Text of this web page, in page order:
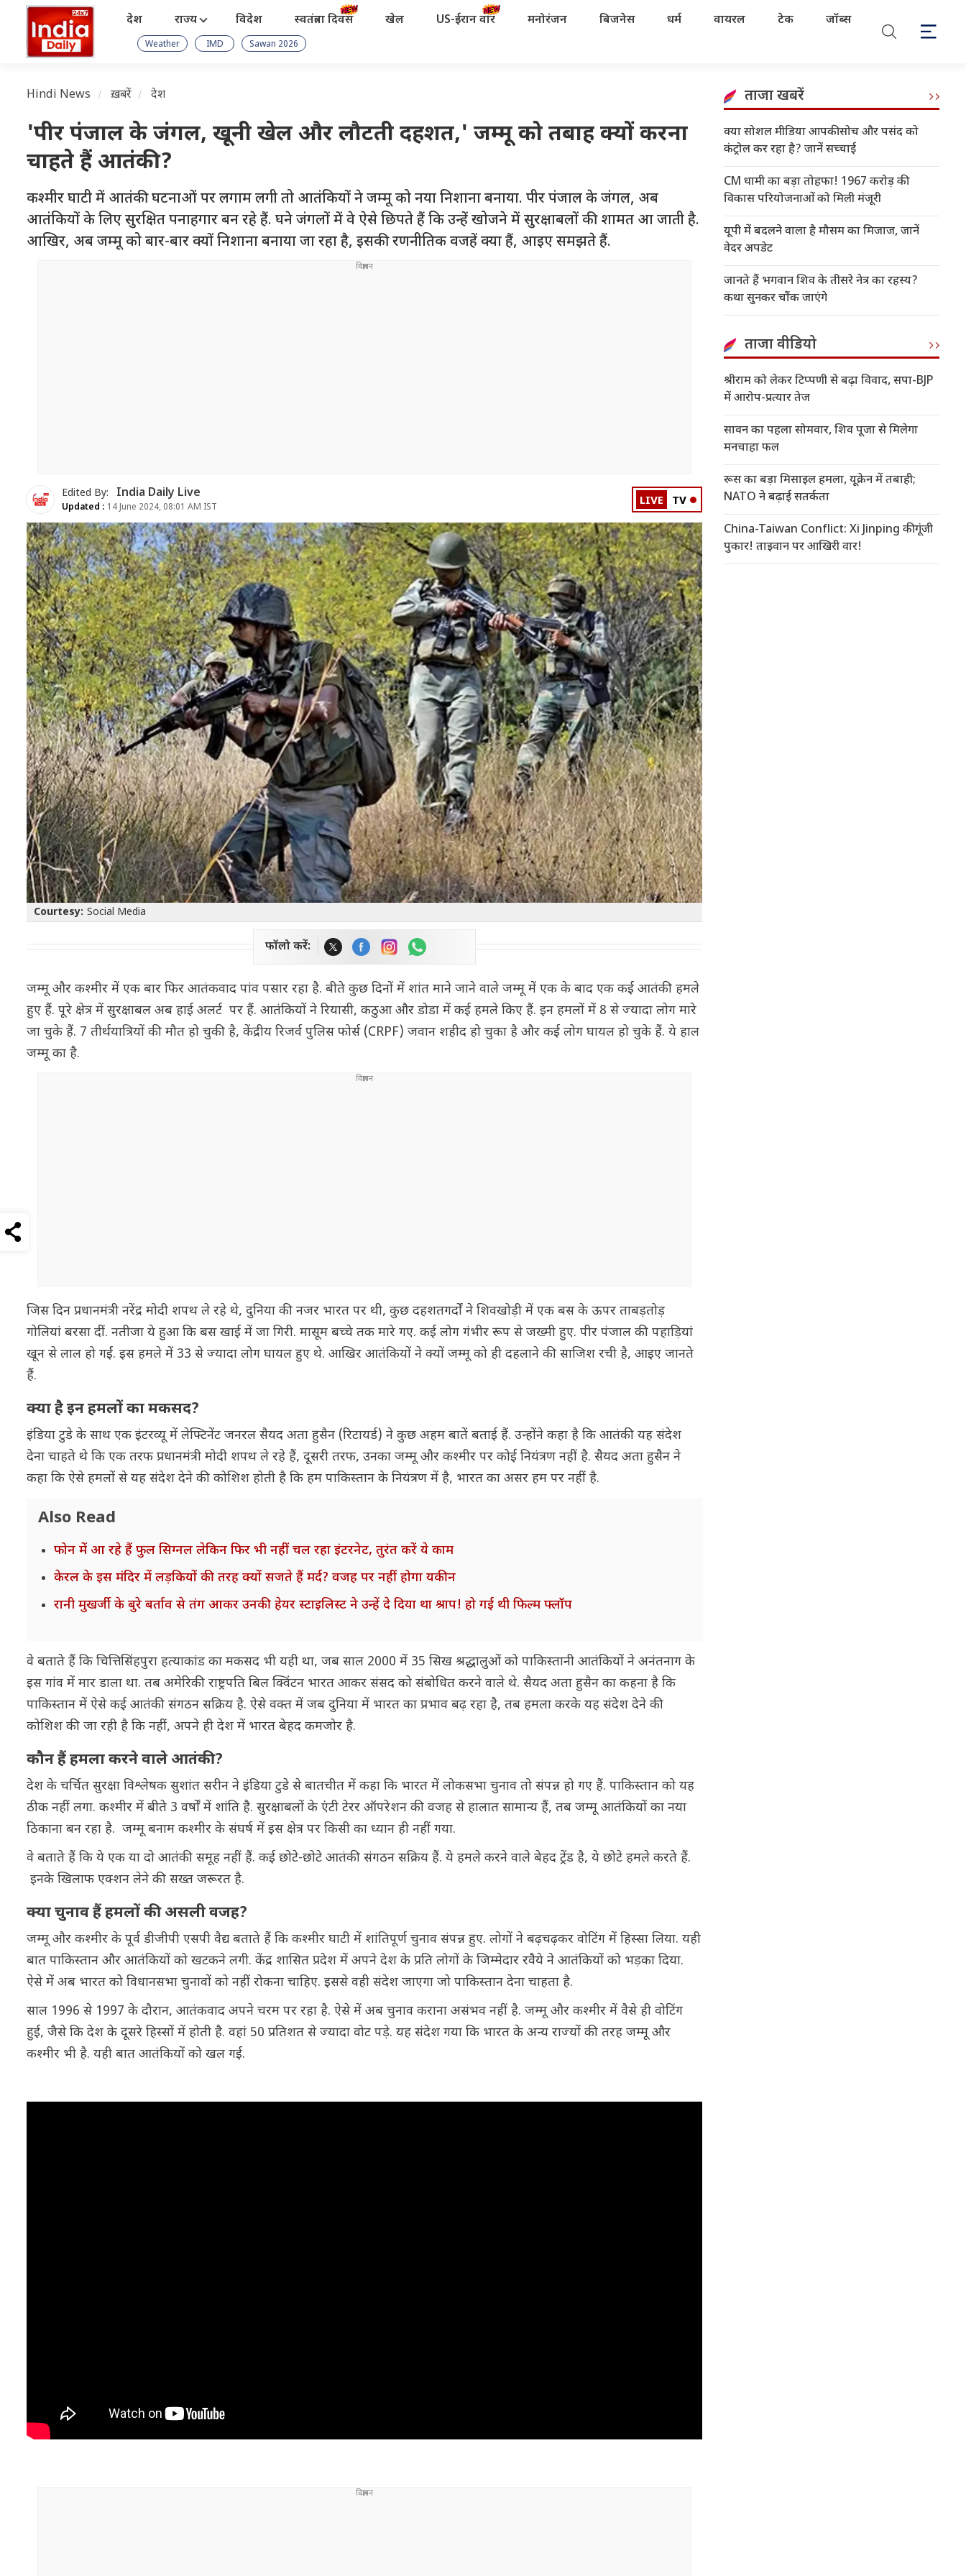
देश राज्य विदेश स्वतंत्रता दिवस खेल US-ईरान वॉर मनोरंजन बिजनेस धर्म वायरल टेक जॉब्स
Weather IMD Sawan 2026
Hindi News ख़बरें देश
'पीर पंजाल के जंगल, खूनी खेल और लौटती दहशत,' जम्मू को तबाह क्यों करना
चाहते हैं आतंकी?
कश्मीर घाटी में आतंकी घटनाओं पर लगाम लगी तो आतंकियों ने जम्मू को नया निशाना बनाया. पीर पंजाल के जंगल, अब
आतंकियों के लिए सुरक्षित पनाहगार बन रहे हैं. घने जंगलों में वे ऐसे छिपते हैं कि उन्हें खोजने में सुरक्षाबलों की शामत आ जाती है.
आखिर, अब जम्मू को बार-बार क्यों निशाना बनाया जा रहा है, इसकी रणनीतिक वजहें क्या हैं, आइए समझते हैं.
Edited By: India Daily Live
Updated : 14 June 2024, 08:01 AM IST LIVE TV
Courtesy: Social Media
फॉलो करें:
जम्मू और कश्मीर में एक बार फिर आतंकवाद पांव पसार रहा है. बीते कुछ दिनों में शांत माने जाने वाले जम्मू में एक के बाद एक कई आतंकी हमले
हुए हैं. पूरे क्षेत्र में सुरक्षाबल अब हाई अलर्ट पर हैं. आतंकियों ने रियासी, कठुआ और डोडा में कई हमले किए हैं. इन हमलों में 8 से ज्यादा लोग मारे
जा चुके हैं. 7 तीर्थयात्रियों की मौत हो चुकी है, केंद्रीय रिजर्व पुलिस फोर्स (CRPF) जवान शहीद हो चुका है और कई लोग घायल हो चुके हैं. ये हाल
जम्मू का है.
जिस दिन प्रधानमंत्री नरेंद्र मोदी शपथ ले रहे थे, दुनिया की नजर भारत पर थी, कुछ दहशतगर्दों ने शिवखोड़ी में एक बस के ऊपर ताबड़तोड़
गोलियां बरसा दीं. नतीजा ये हुआ कि बस खाई में जा गिरी. मासूम बच्चे तक मारे गए. कई लोग गंभीर रूप से जख्मी हुए. पीर पंजाल की पहाड़ियां
खून से लाल हो गईं. इस हमले में 33 से ज्यादा लोग घायल हुए थे. आखिर आतंकियों ने क्यों जम्मू को ही दहलाने की साजिश रची है, आइए जानते
हैं.
क्या है इन हमलों का मकसद?
इंडिया टुडे के साथ एक इंटरव्यू में लेफ्टिनेंट जनरल सैयद अता हुसैन (रिटायर्ड) ने कुछ अहम बातें बताई हैं. उन्होंने कहा है कि आतंकी यह संदेश
देना चाहते थे कि एक तरफ प्रधानमंत्री मोदी शपथ ले रहे हैं, दूसरी तरफ, उनका जम्मू और कश्मीर पर कोई नियंत्रण नहीं है. सैयद अता हुसैन ने
कहा कि ऐसे हमलों से यह संदेश देने की कोशिश होती है कि हम पाकिस्तान के नियंत्रण में है, भारत का असर हम पर नहीं है.
Also Read
फोन में आ रहे हैं फुल सिग्नल लेकिन फिर भी नहीं चल रहा इंटरनेट, तुरंत करें ये काम
केरल के इस मंदिर में लड़कियों की तरह क्यों सजते हैं मर्द? वजह पर नहीं होगा यकीन
रानी मुखर्जी के बुरे बर्ताव से तंग आकर उनकी हेयर स्टाइलिस्ट ने उन्हें दे दिया था श्राप! हो गई थी फिल्म फ्लॉप
वे बताते हैं कि चित्तिसिंहपुरा हत्याकांड का मकसद भी यही था, जब साल 2000 में 35 सिख श्रद्धालुओं को पाकिस्तानी आतंकियों ने अनंतनाग के
इस गांव में मार डाला था. तब अमेरिकी राष्ट्रपति बिल क्विंटन भारत आकर संसद को संबोधित करने वाले थे. सैयद अता हुसैन का कहना है कि
पाकिस्तान में ऐसे कई आतंकी संगठन सक्रिय है. ऐसे वक्त में जब दुनिया में भारत का प्रभाव बढ़ रहा है, तब हमला करके यह संदेश देने की
कोशिश की जा रही है कि नहीं, अपने ही देश में भारत बेहद कमजोर है.
कौन हैं हमला करने वाले आतंकी?
देश के चर्चित सुरक्षा विश्लेषक सुशांत सरीन ने इंडिया टुडे से बातचीत में कहा कि भारत में लोकसभा चुनाव तो संपन्न हो गए हैं. पाकिस्तान को यह
ठीक नहीं लगा. कश्मीर में बीते 3 वर्षों में शांति है. सुरक्षाबलों के एंटी टेरर ऑपरेशन की वजह से हालात सामान्य हैं, तब जम्मू आतंकियों का नया
ठिकाना बन रहा है. जम्मू बनाम कश्मीर के संघर्ष में इस क्षेत्र पर किसी का ध्यान ही नहीं गया.
वे बताते हैं कि ये एक या दो आतंकी समूह नहीं हैं. कई छोटे-छोटे आतंकी संगठन सक्रिय हैं. ये हमले करने वाले बेहद ट्रेंड है, ये छोटे हमले करते हैं.
इनके खिलाफ एक्शन लेने की सख्त जरूरत है.
क्या चुनाव हैं हमलों की असली वजह?
जम्मू और कश्मीर के पूर्व डीजीपी एसपी वैद्य बताते हैं कि कश्मीर घाटी में शांतिपूर्ण चुनाव संपन्न हुए. लोगों ने बढ़चढ़कर वोटिंग में हिस्सा लिया. यही
बात पाकिस्तान और आतंकियों को खटकने लगी. केंद्र शासित प्रदेश में अपने देश के प्रति लोगों के जिम्मेदार रवैये ने आतंकियों को भड़का दिया.
ऐसे में अब भारत को विधानसभा चुनावों को नहीं रोकना चाहिए. इससे वही संदेश जाएगा जो पाकिस्तान देना चाहता है.
साल 1996 से 1997 के दौरान, आतंकवाद अपने चरम पर रहा है. ऐसे में अब चुनाव कराना असंभव नहीं है. जम्मू और कश्मीर में वैसे ही वोटिंग
हुई, जैसे कि देश के दूसरे हिस्सों में होती है. वहां 50 प्रतिशत से ज्यादा वोट पड़े. यह संदेश गया कि भारत के अन्य राज्यों की तरह जम्मू और
कश्मीर भी है. यही बात आतंकियों को खल गई.
ताजा खबरें
क्या सोशल मीडिया आपकी सोच और पसंद को
कंट्रोल कर रहा है? जानें सच्चाई
CM धामी का बड़ा तोहफा! 1967 करोड़ की
विकास परियोजनाओं को मिली मंजूरी
यूपी में बदलने वाला है मौसम का मिजाज, जानें
वेदर अपडेट
जानते हैं भगवान शिव के तीसरे नेत्र का रहस्य?
कथा सुनकर चौंक जाएंगे
ताजा वीडियो
श्रीराम को लेकर टिप्पणी से बढ़ा विवाद, सपा-BJP
में आरोप-प्रत्यार तेज
सावन का पहला सोमवार, शिव पूजा से मिलेगा
मनचाहा फल
रूस का बड़ा मिसाइल हमला, यूक्रेन में तबाही;
NATO ने बढ़ाई सतर्कता
China-Taiwan Conflict: Xi Jinping की गूंजी
पुकार! ताइवान पर आखिरी वार!